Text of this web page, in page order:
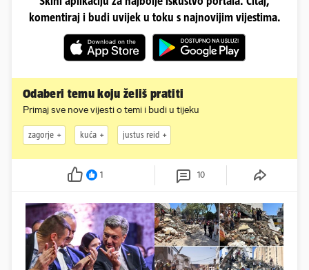
komentiraj i budi uvijek u toku s najnovijim vijestima.
Odaberi temu koju želiš pratiti
Primaj sve nove vijesti o temi i budi u tijeku
zagorje kuća justus reid
1 10